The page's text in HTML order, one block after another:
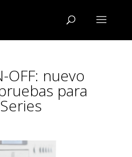
OFF: nuevo
para